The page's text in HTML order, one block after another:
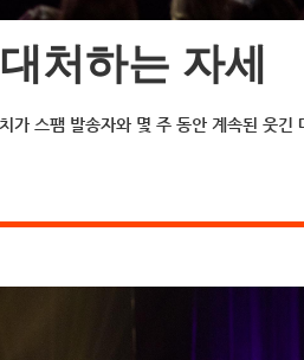
처하는 자세
가 스팸 발송자와 몇 주 동안 계속된 웃긴